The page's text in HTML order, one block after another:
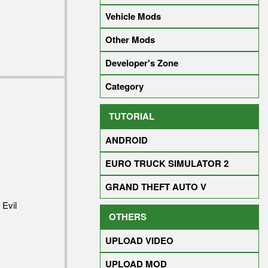
Evil
Vehicle Mods
Other Mods
Developer's Zone
Category
TUTORIAL
ANDROID
EURO TRUCK SIMULATOR 2
GRAND THEFT AUTO V
OTHERS
UPLOAD VIDEO
UPLOAD MOD